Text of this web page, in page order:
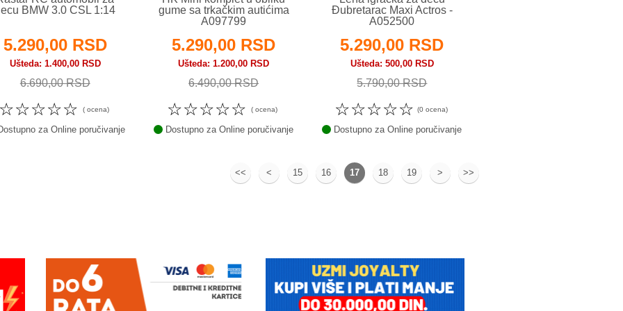
BMW 3.0 CSL 1:14
5.290,00 RSD
Ušteda 1.400,00 RSD
6.690,00 RSD
☆
☆
☆
☆ ( ocena)
za Online poručivanje
gume sa trkačkim autićima
A097799
5.290,00 RSD
Ušteda 1.200,00 RSD
6.490,00 RSD
☆
☆
☆
☆
☆ ( ocena)
Dostupno za Online poručivanje
Đubretarac Maxi Actros -
A052500
5.290,00 RSD
Ušteda 500,00 RSD
5.790,00 RSD
☆
☆
☆
☆
☆ (0 ocena)
Dostupno za Online poručivanje
<< < 15 16 17 18 19 > >>